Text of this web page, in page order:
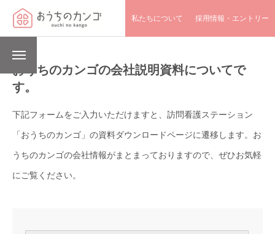
私たちについて 採用情報・エントリー
おうちのカンゴの会社説明資料についてで
す。
下記フォームをご入力いただけますと、訪問看護ステーション
「おうちのカンゴ」の資料ダウンロードページに遷移します。お
うちのカンゴの会社情報がまとまっておりますので、ぜひお気軽
にご覧ください。